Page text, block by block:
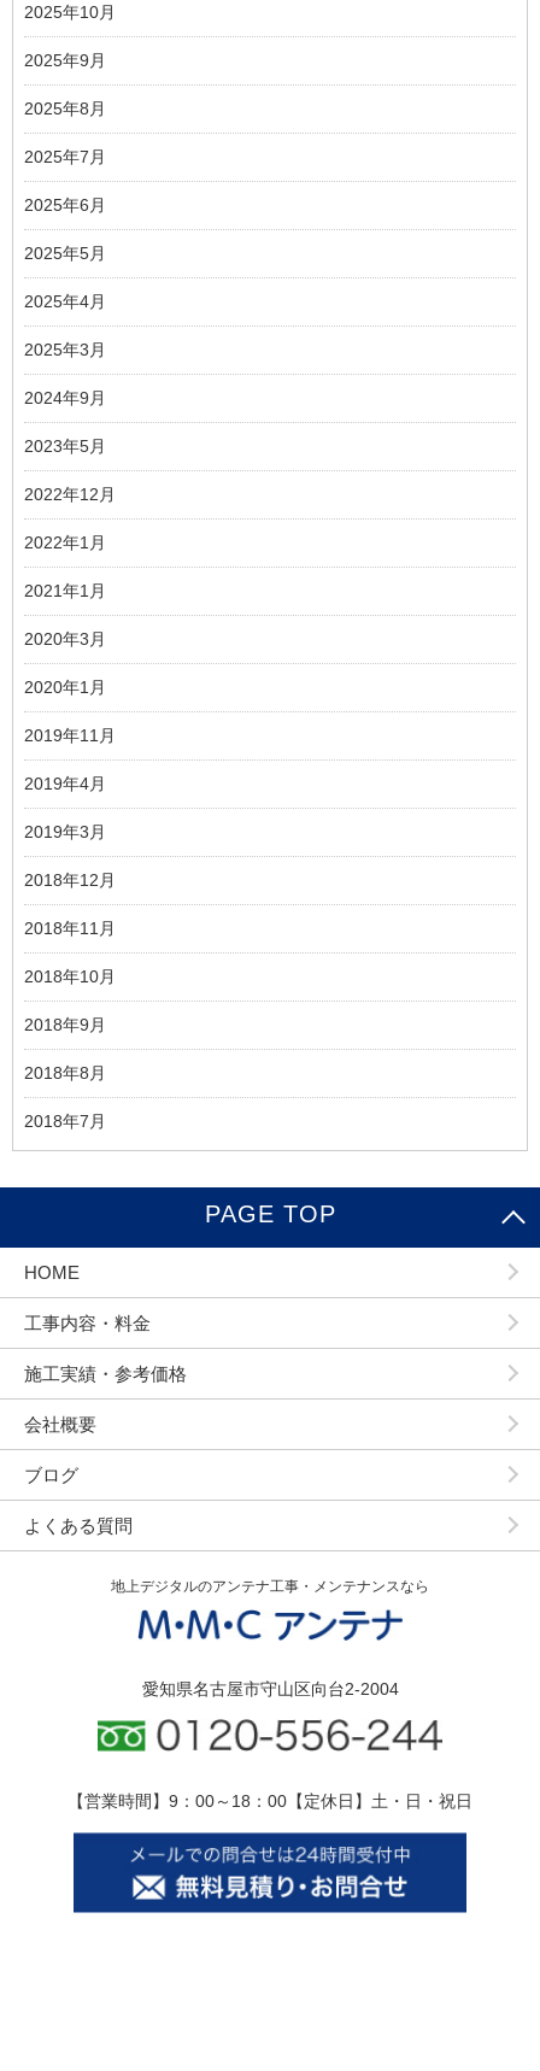
2025年10月
2025年9月
2025年8月
2025年7月
2025年6月
2025年5月
2025年4月
2025年3月
2024年9月
2023年5月
2022年12月
2022年1月
2021年1月
2020年3月
2020年1月
2019年11月
2019年4月
2019年3月
2018年12月
2018年11月
2018年10月
2018年9月
2018年8月
2018年7月
PAGE TOP
HOME
工事内容・料金
施工実績・参考価格
会社概要
ブログ
よくある質問
地上デジタルのアンテナ工事・メンテナンスなら
愛知県名古屋市守山区向台2-2004
【営業時間】9：00～18：00【定休日】土・日・祝日